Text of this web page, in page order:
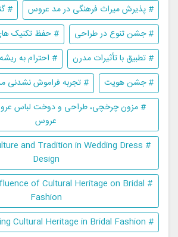
# پذیرش میراث فرهنگی در مد عروس
#
# جشن تنوع در طراحی
# حفظ تکنیک
# تطبیق با تأثیرات مدرن
# احترام به
# جشن هویت
# تجربه فراموش نشدنی
# مزون چرخچی، طراحی و دوخت لباس
عروس
and Tradition in Wedding Dress
Design
of Cultural Heritage on Bridal
Fashion
# Embracing Cultural Heritage in Bridal Fashion